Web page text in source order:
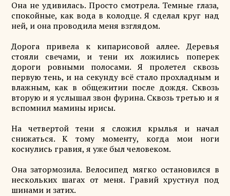
Она не удивилась. Просто смотрела. Темные глаза,
спокойные, как вода в колодце. Я сделал круг над
ней, и она проводила меня взглядом.
Дорога привела к кипарисовой аллее. Деревья
стояли свечами, и тени их ложились поперек
дороги ровными полосами. Я пролетел сквозь
первую тень, и на секунду всё стало прохладным и
влажным, как в общежитии после дождя. Сквозь
вторую и я услышал звон фурина. Сквозь третью и я
вспомнил мамины ирисы.
На четвертой тени я сложил крылья и начал
снижаться. К тому моменту, когда мои ноги
коснулись гравия, я уже был человеком.
Она затормозила. Велосипед мягко остановился в
нескольких шагах от меня. Гравий хрустнул под
шинами и затих.